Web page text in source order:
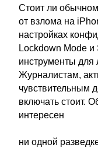
Стоит ли
от взлома на
настройках
Lockdown Mode
инструменты
Журналистам,
чувствительным
включать стоит.
интересен
ни одной